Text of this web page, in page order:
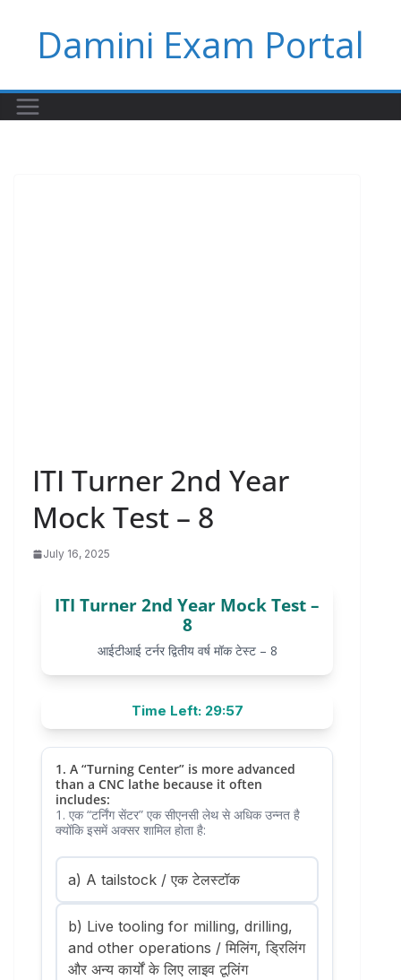
contentDamini Exam Portal
ITI Turner 2nd Year
Mock Test – 8
July 16, 2025
ITI Turner 2nd Year Mock Test –
8
आईटीआई टर्नर द्वितीय वर्ष मॉक टेस्ट – 8
Time Left: 29:57
1. A “Turning Center” is more advanced
than a CNC lathe because it often
includes:
1. एक “टर्निंग सेंटर” एक सीएनसी लेथ से अधिक उन्नत है
क्योंकि इसमें अक्सर शामिल होता है:
a) A tailstock / एक टेलस्टॉक
b) Live tooling for milling, drilling,
and other operations / मिलिंग, ड्रिलिंग
और अन्य कार्यों के लिए लाइव टूलिंग